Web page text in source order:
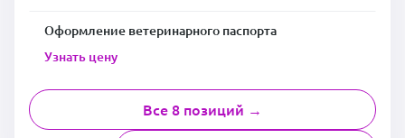
Оформление ветеринарного паспорта
Узнать цену
Все 8 позиций →